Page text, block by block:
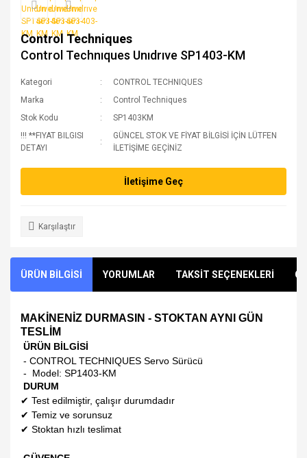
Control Techniques
Control Technıques Unıdrıve SP1403-KM
Kategori
CONTROL TECHNIQUES
Marka
Control Techniques
Stok Kodu
SP1403KM
!!! **FIYAT BILGISI
DETAYI
GÜNCEL STOK VE FİYAT BİLGİSİ İÇİN LÜTFEN
İLETİŞİME GEÇİNİZ
İletişime Geç
Karşılaştır
ÜRÜN BİLGİSİ YORUMLAR TAKSİT SEÇENEKLERİ
MAKİNENİZ DURMASIN - STOKTAN AYNI GÜN
TESLİM
ÜRÜN BİLGİSİ
- CONTROL TECHNIQUES Servo Sürücü
- Model: SP1403-KM
DURUM
✔ Test edilmiştir, çalışır durumdadır
✔ Temiz ve sorunsuz
✔ Stoktan hızlı teslimat